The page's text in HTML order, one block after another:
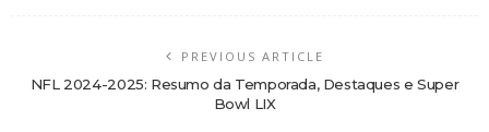
PREVIOUS ARTICLE
NFL 2024-2025: Resumo da Temporada, Destaques e Super
Bowl LIX